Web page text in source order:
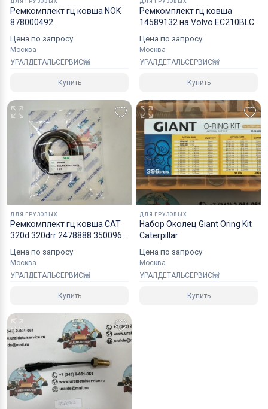
надежным уровнем защиты.
мероприятия по оформлению документов и
перевозке вашего заказа в любой регион РФ, в
Ремкомплект гц ковша NOK
878000492
Цена по запросу
Москва
УРАЛДЕТАЛЬСЕРВИС
Купить
Ремкомплект гц ковша
14589132 на Volvo EC210BLC
Цена по запросу
Москва
УРАЛДЕТАЛЬСЕРВИС
Купить
ДЛЯ ГРУЗОВЫХ
Ремкомплект гц ковша CAT
320d 320drr 2478888 3500967
Цена по запросу
Москва
УРАЛДЕТАЛЬСЕРВИС
Купить
ДЛЯ ГРУЗОВЫХ
Набор Околец Giant Oring Kit
Caterpillar
Цена по запросу
Москва
УРАЛДЕТАЛЬСЕРВИС
Купить